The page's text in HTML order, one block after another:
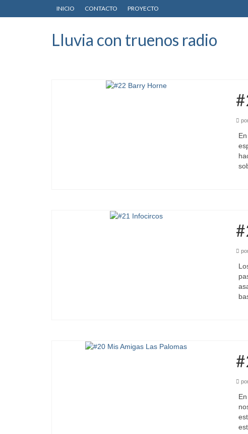
INICIO CONTACTO PROYECTO
Lluvia con truenos radio